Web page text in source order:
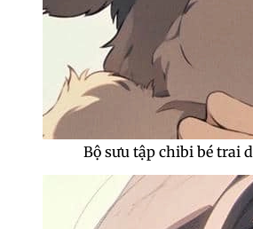
Bộ sưu tập chibi bé trai